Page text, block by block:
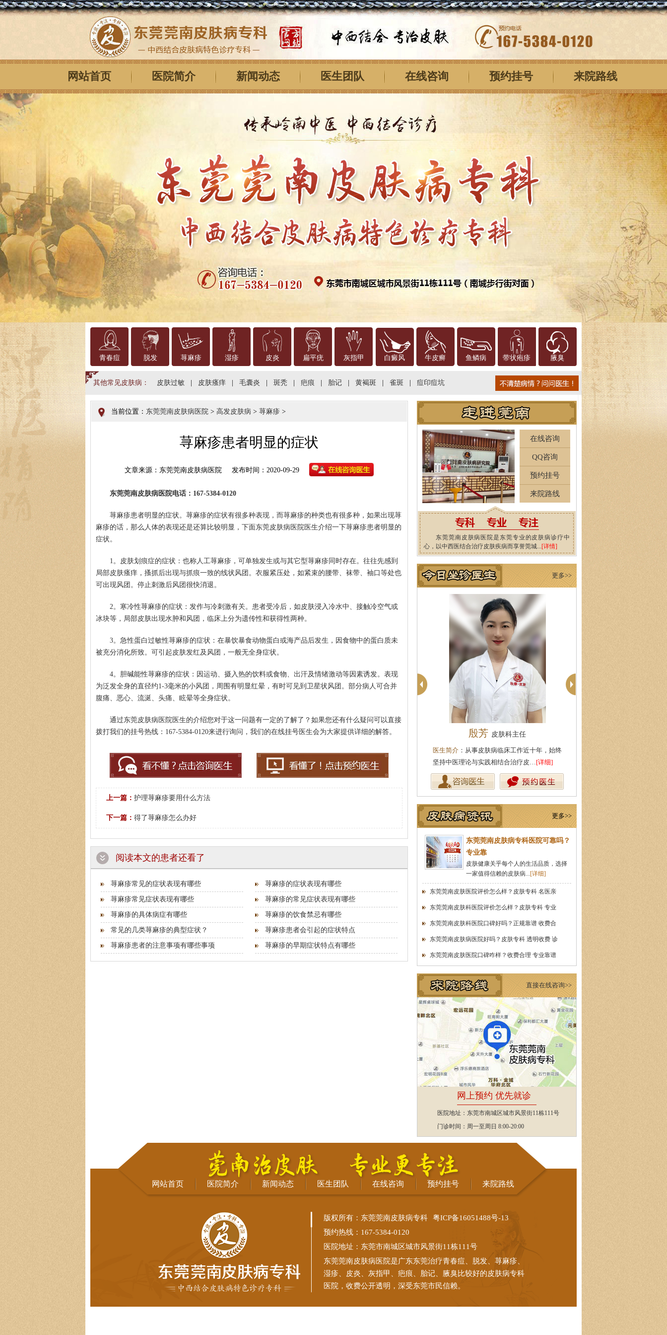
网站首页 医院简介 新闻动态 医生团队 在线咨询 预约挂号 来院路线
青春痘 脱发 荨麻疹 湿疹 皮炎 扁平疣 灰指甲 白癜风 牛皮癣 鱼鳞病 带状疱疹 腋臭
其他常见皮肤病： 皮肤过敏 皮肤瘙痒 毛囊炎 斑秃 疤痕 胎记 黄褐斑 雀斑 痘印痘坑
当前位置： 东莞莞南皮肤病医院 > 高发皮肤病 > 荨麻疹 >
荨麻疹患者明显的症状
文章来源：东莞莞南皮肤病医院 发布时间：2020-09-29
东莞莞南皮肤病医院电话：167-5384-0120
荨麻疹患者明显的症状。荨麻疹的症状有很多种表现，而荨麻疹的种类也有很多种，如果出现荨
麻疹的话，那么人体的表现还是还算比较明显，下面东莞皮肤病医院医生介绍一下荨麻疹患者明显的
症状。
1。皮肤划痕症的症状：也称人工荨麻疹，可单独发生或与其它型荨麻疹同时存在。往往先感到
局部皮肤瘙痒，搔抓后出现与抓痕一致的线状风团。衣服紧压处，如紧束的腰带、袜带、袖口等处也
可出现风团。停止刺激后风团很快消退。
2。寒冷性荨麻疹的症状：发作与冷刺激有关。患者受冷后，如皮肤浸入冷水中、接触冷空气或
冰块等，局部皮肤出现水肿和风团，临床上分为遗传性和获得性两种。
3。急性蛋白过敏性荨麻疹的症状：在暴饮暴食动物蛋白或海产品后发生，因食物中的蛋白质未
被充分消化所致。可引起皮肤发红及风团，一般无全身症状。
4。胆碱能性荨麻疹的症状：因运动、摄入热的饮料或食物、出汗及情绪激动等因素诱发。表现
为泛发全身的直径约1-3毫米的小风团，周围有明显红晕，有时可见到卫星状风团。部分病人可合并
腹痛、恶心、流涎、头痛、眩晕等全身症状。
通过东莞皮肤病医院医生的介绍您对于这一问题有一定的了解了？如果您还有什么疑问可以直接
拨打我们的挂号热线：167-5384-0120来进行询问，我们的在线挂号医生会为大家提供详细的解答。
上一篇： 护理荨麻疹要用什么方法
下一篇： 得了荨麻疹怎么办好
阅读本文的患者还看了
荨麻疹常见的症状表现有哪些 荨麻疹的症状表现有哪些
荨麻疹常见症状表现有哪些 荨麻疹的常见症状表现有哪些
荨麻疹的具体病症有哪些 荨麻疹的饮食禁忌有哪些
常见的几类荨麻疹的典型症状？ 荨麻疹患者会引起的症状特点
荨麻疹患者的注意事项有哪些事项 荨麻疹的早期症状特点有哪些
在线咨询
QQ咨询
预约挂号
来院路线
东莞莞南皮肤病医院是东莞专业的皮肤病诊疗中
心，以中西医结合治疗皮肤疾病而享誉莞城...[详情]
更多>>
柯仙花 皮肤科主任
从事皮肤病临床诊疗工作多年，在…
殷芳 皮肤科主任
医生简介 ：从事皮肤病临床工作近十年，始终
坚持中医理论与实践相结合治疗皮…[详细]
更多>>
东莞莞南皮肤病专科医院可靠吗？
专业靠
皮肤健康关乎每个人的生活品质，选择
一家值得信赖的皮肤病...[详细]
东莞莞南皮肤医院评价怎么样？皮肤专科 名医亲
东莞莞南皮肤科医院评价怎么样？皮肤专科 专业
东莞莞南皮肤科医院口碑好吗？正规靠谱 收费合
东莞莞南皮肤病医院好吗？皮肤专科 透明收费 诊
东莞莞南皮肤医院口碑咋样？收费合理 专业靠谱
直接在线咨询>>
网上预约 优先就诊
医院地址：东莞市南城区城市风景街11栋111号
门诊时间：周一至周日 8:00-20:00
网站首页 医院简介 新闻动态 医生团队 在线咨询 预约挂号 来院路线
版权所有：东莞莞南皮肤病专科
粤ICP备16051488号-13
预约热线：167-5384-0120
医院地址：东莞市南城区城市风景街11栋111号
东莞莞南皮肤病医院是广东东莞治疗青春痘、脱发、荨麻疹、
湿疹、皮炎、灰指甲、疤痕、胎记、腋臭比较好的皮肤病专科
医院，收费公开透明，深受东莞市民信赖。